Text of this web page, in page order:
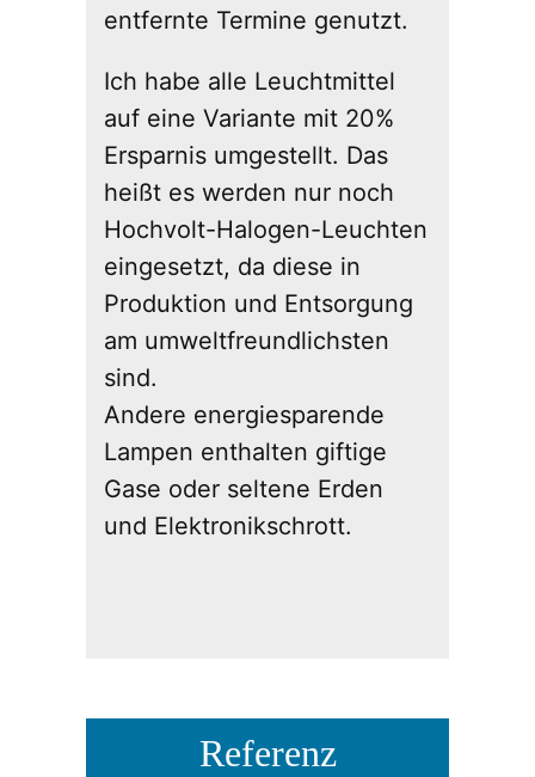
entfernte Termine genutzt.
Ich habe alle Leuchtmittel
auf eine Variante mit 20%
Ersparnis umgestellt. Das
heißt es werden nur noch
Hochvolt-Halogen-Leuchten
eingesetzt, da diese in
Produktion und Entsorgung
am umweltfreundlichsten
sind.
Andere energiesparende
Lampen enthalten giftige
Gase oder seltene Erden
und Elektronikschrott.
Referenz​